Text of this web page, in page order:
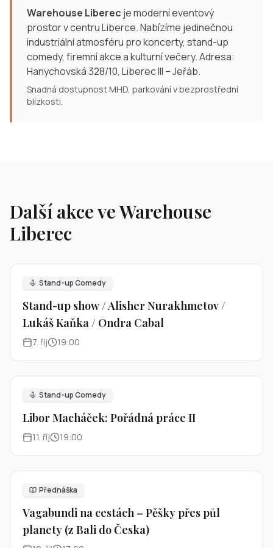
Warehouse Liberec je moderní eventový
prostor v centru Liberce. Nabízíme jedinečnou
industriální atmosféru pro koncerty, stand-up
comedy, firemní akce a kulturní večery. Adresa:
Hanychovská 328/10, Liberec III – Jeřáb.
Snadná dostupnost MHD, parkování v bezprostřední
blízkosti.
Další akce ve Warehouse
Liberec
Stand-up Comedy
Stand-up show / Alisher Nurakhmetov /
Lukáš Kaňka / Ondra Cabal
7. říj 19:00
Stand-up Comedy
Libor Macháček: Pořádná práce II
11. říj 19:00
Přednáška
Vagabundi na cestách – Pěšky přes půl
planety (z Bali do Česka)